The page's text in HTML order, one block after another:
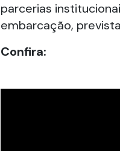
parcerias
embarcação,
Confira: